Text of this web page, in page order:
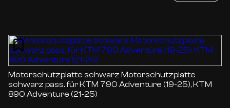
Motorschutzplatte schwarz Motorschutzplatte
schwarz pass. für KTM 790 Adventure (19-25), KTM
890 Adventure (21-25)